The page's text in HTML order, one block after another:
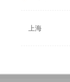
上海中福